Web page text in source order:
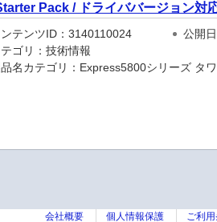
Pack / ドライババージョン対
テンツID：3140110024 公開
ゴリ：技術情報
名カテゴリ：Express5800シリーズ タ
会社概要 個人情報保護 ご利